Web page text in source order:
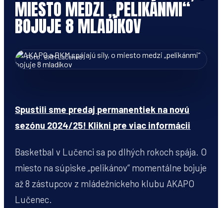
MIESTO MEDZI „PELIKÁNMI“
BOJUJE 8 MLADÍKOV
Foto: BKM Lučenec
Spustili sme predaj permanentiek na novú
sezónu 2024/25! Klikni pre viac informácii
Basketbal v Lučenci sa po dlhých rokoch spája. O
miesto na súpiske „pelikánov“ momentálne bojuje
až 8 zástupcov z mládežníckeho klubu AKAPO
Lučenec.